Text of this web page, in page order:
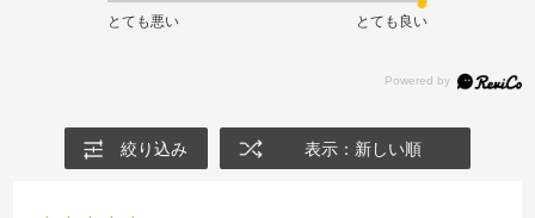
とても悪い とても良い
絞り込み 表示：新しい順